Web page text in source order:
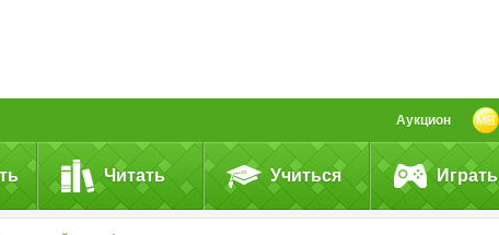
Аукцион
Читать Учиться Играть